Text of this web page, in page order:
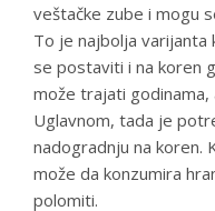
veštačke zube i mogu
To je najbolja varijanta
se postaviti i na koren
može trajati
Uglavnom, tada je
nadogradnju na koren.
može da konzumira
polomiti.